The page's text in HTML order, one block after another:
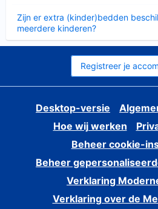
Zijn er extra (kinder)bedden
meerdere kinderen?
Registreer je
Desktop-versie
Hoe wij werken
Beheer cookie-
Beheer
Verklaring
Verklaring over de